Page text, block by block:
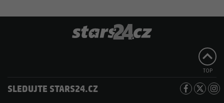
TOP
SLEDUJTE STARS24.CZ